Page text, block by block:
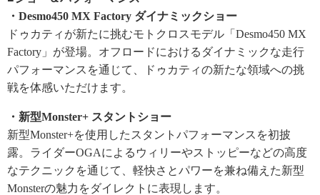
・Desmo450 MX Factory ダイナミックショー
ドゥカティが新たに挑むモトクロスモデル「Desmo450 MX
Factory」が登場。オフロードにおけるダイナミックな走行
パフォーマンスを通じて、ドゥカティの新たな領域への挑
戦を体感いただけます。
・新型Monster+ スタントショー
新型Monster+を使用したスタントパフォーマンスを初披
露。ライダーOGAによるウィリーやストッピーなどの高度
なテクニックを通じて、軽快さとパワーを兼ね備えた新型
Monsterの魅力をダイレクトに表現します。